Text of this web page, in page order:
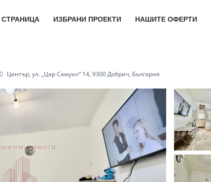
ИЗБРАНИ ПРОЕКТИ НАШИТЕ ОФЕРТИ
Център, ул. „Цар Самуил“ 14, 9300 Добрич, България